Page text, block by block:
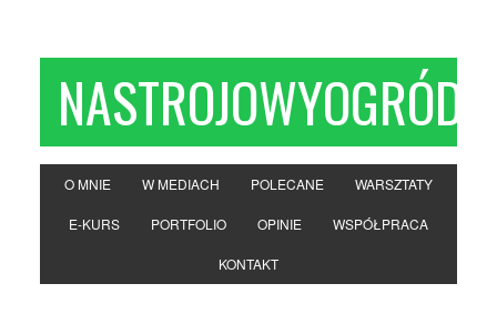
NASTROJOWYOGRÓD
O MNIE W MEDIACH POLECANE WARSZTATY
E-KURS PORTFOLIO OPINIE WSPÓŁPRACA
KONTAKT